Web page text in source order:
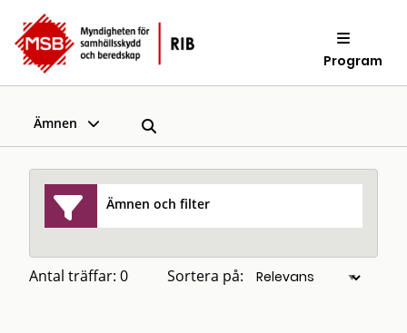
Program
Ämnen
Ämnen och filter
Antal träffar: 0 Sortera på: